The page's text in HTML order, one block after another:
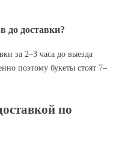
до доставки?
за 2–3 часа до выезда
поэтому букеты стоят 7–
по